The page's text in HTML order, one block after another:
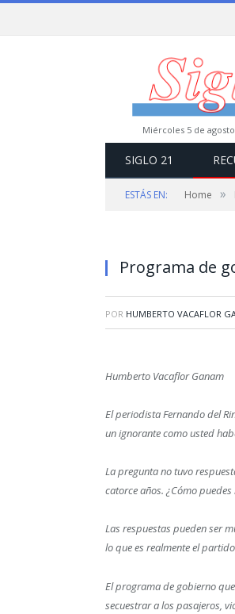
miércoles 5 de
SIGLO 21
ESTÁS EN: Home »
Programa de
POR HUMBERTO VACAFLOR
Humberto Vacaflor Ganam
El periodista Fernando del
un ignorante como usted
La pregunta no tuvo
catorce años. ¿Cómo
Las respuestas pueden ser
lo que es realmente el
El programa de gobierno
secuestrar a los pasajeros,